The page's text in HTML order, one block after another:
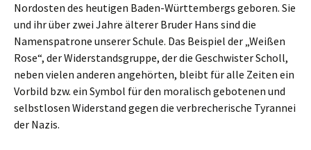
Nordosten des heutigen Baden-Württembergs geboren. Sie
und ihr über zwei Jahre älterer Bruder Hans sind die
Namenspatrone unserer Schule. Das Beispiel der „Weißen
Rose“, der Widerstandsgruppe, der die Geschwister Scholl,
neben vielen anderen angehörten, bleibt für alle Zeiten ein
Vorbild bzw. ein Symbol für den moralisch gebotenen und
selbstlosen Widerstand gegen die verbrecherische Tyrannei
der Nazis.